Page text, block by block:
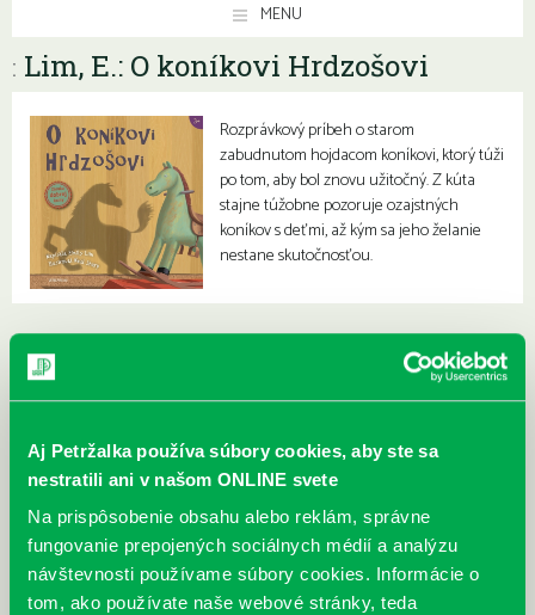
Aj Petržalka používa súbory cookies, aby ste sa
nestratili ani v našom ONLINE svete
Na prispôsobenie obsahu alebo reklám, správne
fungovanie prepojených sociálnych médií a analýzu
návštevnosti používame súbory cookies. Informácie o
tom, ako používate naše webové stránky, teda
MENU
: Lim, E.: O koníkovi Hrdzošovi
Rozprávkový príbeh o starom
zabudnutom hojdacom koníkovi, ktorý túži
po tom, aby bol znovu užitočný. Z kúta
stajne túžobne pozoruje ozajstných
koníkov s deťmi, až kým sa jeho želanie
nestane skutočnosťou.